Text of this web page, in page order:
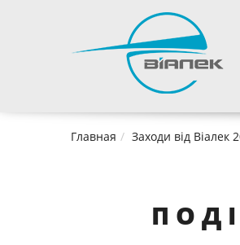
Главная Заходи від Віалек